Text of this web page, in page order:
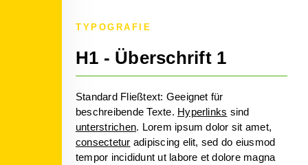
TYPOGRAFIE
H1 - Überschrift 1
Standard Fließtext: Geeignet für
beschreibende Texte. Hyperlinks sind
unterstrichen. Lorem ipsum dolor sit amet,
consectetur adipiscing elit, sed do eiusmod
tempor incididunt ut labore et dolore magna